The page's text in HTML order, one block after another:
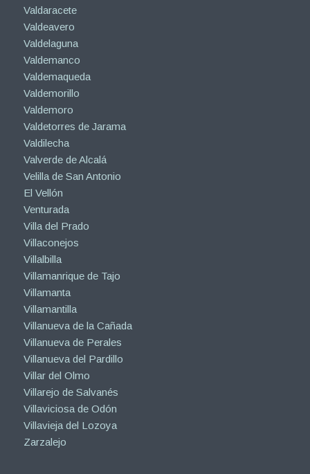
Valdaracete
Valdeavero
Valdelaguna
Valdemanco
Valdemaqueda
Valdemorillo
Valdemoro
Valdetorres de Jarama
Valdilecha
Valverde de Alcalá
Velilla de San Antonio
El Vellón
Venturada
Villa del Prado
Villaconejos
Villalbilla
Villamanrique de Tajo
Villamanta
Villamantilla
Villanueva de la Cañada
Villanueva de Perales
Villanueva del Pardillo
Villar del Olmo
Villarejo de Salvanés
Villaviciosa de Odón
Villavieja del Lozoya
Zarzalejo